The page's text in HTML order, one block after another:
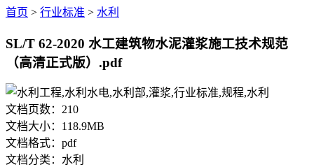
首页 > 行业标准 > 水利
SL/T 62-2020 水工建筑物水泥灌浆施工技术规范
（高清正式版）.pdf
文档页数： 210
文档大小： 118.9MB
文档格式： pdf
文档分类： 水利